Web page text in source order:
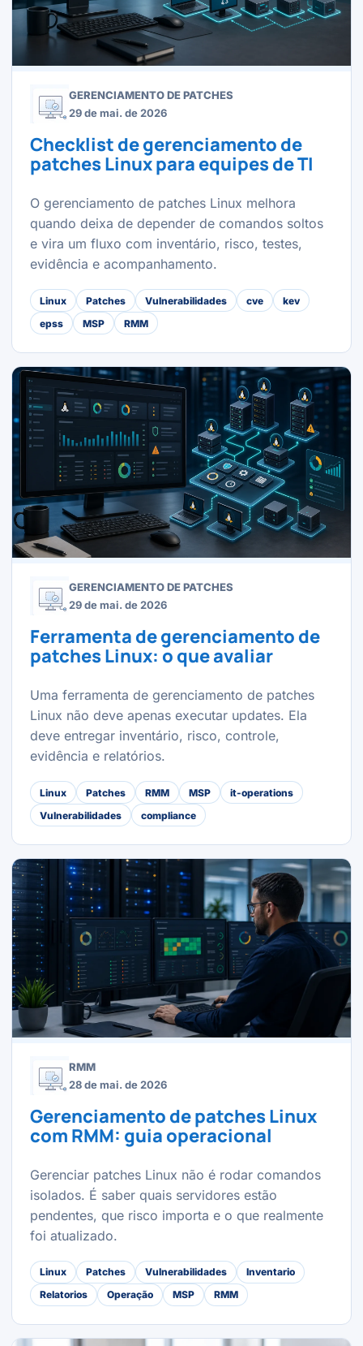
GERENCIAMENTO DE PATCHES
29 de mai. de 2026
Checklist de gerenciamento de
patches Linux para equipes de TI
O gerenciamento de patches Linux melhora
quando deixa de depender de comandos soltos
e vira um fluxo com inventário, risco, testes,
evidência e acompanhamento.
Linux Patches Vulnerabilidades cve
kev
epss
MSP RMM
GERENCIAMENTO DE PATCHES
29 de mai. de 2026
Ferramenta de gerenciamento de
patches Linux: o que avaliar
Uma ferramenta de gerenciamento de patches
Linux não deve apenas executar updates. Ela
deve entregar inventário, risco, controle,
evidência e relatórios.
Linux Patches RMM MSP
it-operations
Vulnerabilidades
compliance
RMM
28 de mai. de 2026
Gerenciamento de patches Linux
com RMM: guia operacional
Gerenciar patches Linux não é rodar comandos
isolados. É saber quais servidores estão
pendentes, que risco importa e o que realmente
foi atualizado.
Linux Patches Vulnerabilidades
Inventario
Relatorios
Operação MSP RMM